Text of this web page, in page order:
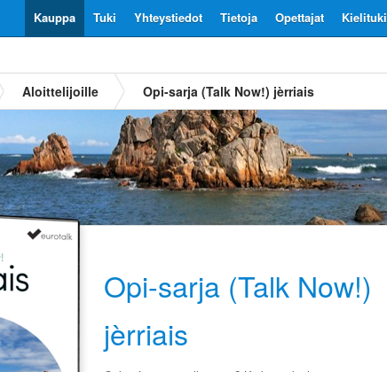
Kielituki
Opettajat
Tietoja
Yhteystiedot
Tuki
Kauppa
Aloittelijoille Opi-sarja (Talk Now!) jèrriais
Opi-sarja (Talk Now!)
jèrriais